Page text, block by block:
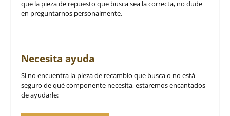
que la pieza de repuesto que busca sea la correcta, no dude
en preguntarnos personalmente.
Necesita ayuda
Si no encuentra la pieza de recambio que busca o no está
seguro de qué componente necesita, estaremos encantados
de ayudarle: